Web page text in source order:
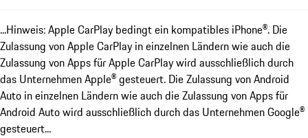
...Hinweis: Apple CarPlay bedingt ein kompatibles iPhone®. Die
Zulassung von Apple CarPlay in einzelnen Ländern wie auch die
Zulassung von Apps für Apple CarPlay wird ausschließlich durch
das Unternehmen Apple® gesteuert. Die Zulassung von Android
Auto in einzelnen Ländern wie auch die Zulassung von Apps für
Android Auto wird ausschließlich durch das Unternehmen Google®
gesteuert...